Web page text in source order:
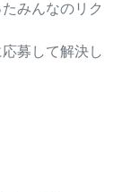
みんなのリク
募して解決し